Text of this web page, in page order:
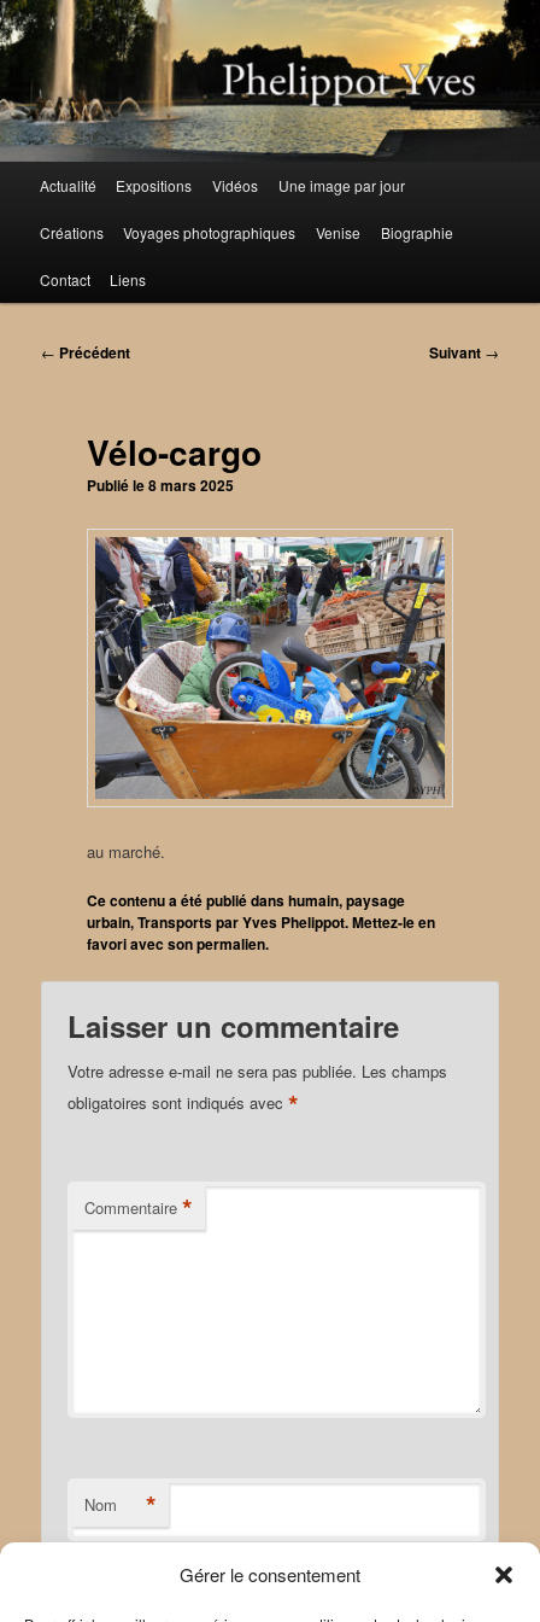
Gérer le consentement
Aller
au
contenu
principal
Actualité Expositions Vidéos Une image par jour
Créations Voyages photographiques Venise Biographie
Contact Liens
Navigation
← Précédent Suivant →
Vélo-cargo
Publié le8 mars 2025
au marché.
Ce contenu a été publié danshumain,paysage
urbain,TransportsparYves Phelippot. Mettez-le en
favori avec sonpermalien.
Laisser un commentaire
Votre adresse e-mail ne sera pas publiée. Les champs
obligatoires sont indiqués avec*
Commentaire *
Nom *